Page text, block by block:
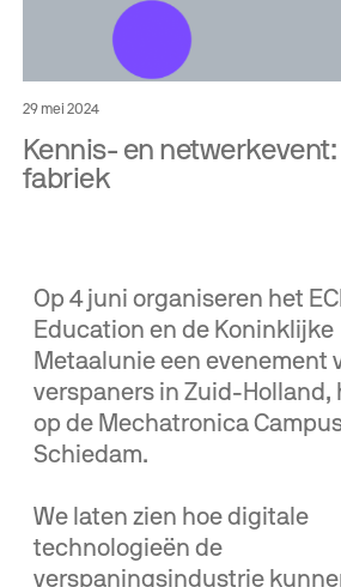
29 mei 2024
Kennis- en
fabriek
Op 4 juni organiseren het
Education en de Koninklijke
Metaalunie een evenement
verspaners in Zuid-Holland,
op de Mechatronica
Schiedam.
We laten zien hoe digitale
technologieën de
verspaningsindustrie